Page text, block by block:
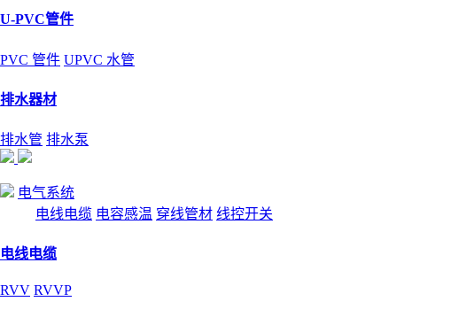
U-PVC管件
PVC 管件 UPVC 水管
排水器材
排水管 排水泵
电气系统
电线电缆 电容感温 穿线管材 线控开关
电线电缆
RVV RVVP